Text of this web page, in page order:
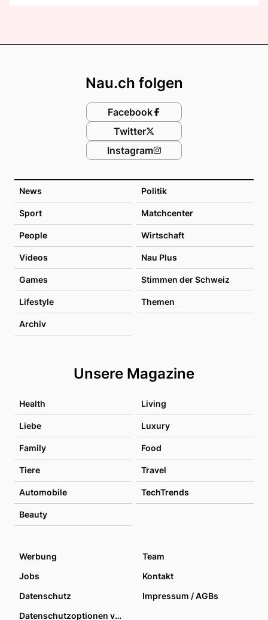
News Politik
Sport Matchcenter
People Wirtschaft
Videos Nau Plus
Games Stimmen der Schweiz
Lifestyle Themen
Archiv
Unsere Magazine
Health Living
Liebe Luxury
Family Food
Tiere Travel
Automobile TechTrends
Beauty
Nau.ch folgen
Facebook
Twitter
Instagram
Werbung
Team
Jobs
Kontakt
Datenschutz
Impressum / AGBs
Datenschutzoptionen verwalten